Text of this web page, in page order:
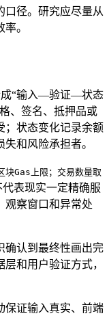
口径。研究应尽量从
。
成“输入—验证—状态
、签名、抵押品或
；状态变化记录余额
和风险承担者。
Gas上限；交易数量取
表现实一定精确服
观察窗口和异常处
确认到最终性画出完
和用户验证方式，
保证输入真实、前端